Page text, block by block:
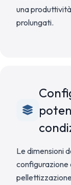
una
prolungati.
Le dimensioni
configurazione